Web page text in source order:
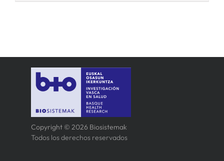
Copyright © 2026 Biosistemak
Todos los derechos reservados